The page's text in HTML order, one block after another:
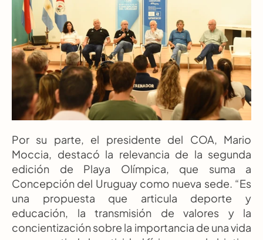
Por su parte, el presidente del COA, Mario
Moccia, destacó la relevancia de la segunda
edición de Playa Olímpica, que suma a
Concepción del Uruguay como nueva sede. “Es
una propuesta que articula deporte y
educación, la transmisión de valores y la
concientización sobre la importancia de una vida